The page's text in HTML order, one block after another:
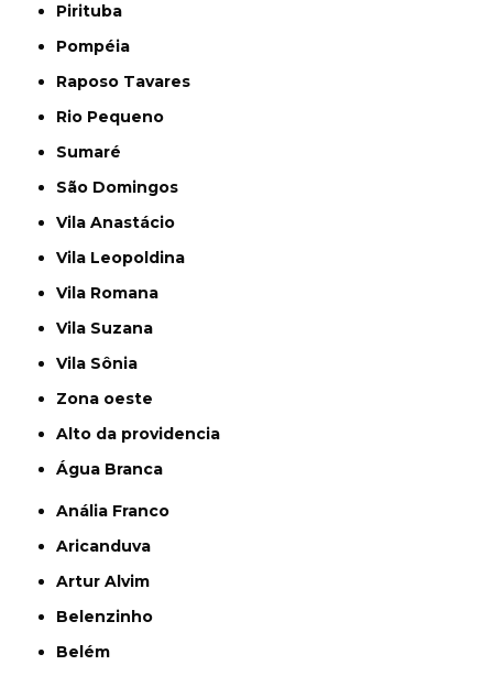
Pirituba
Pompéia
Raposo Tavares
Rio Pequeno
Sumaré
São Domingos
Vila Anastácio
Vila Leopoldina
Vila Romana
Vila Suzana
Vila Sônia
Zona oeste
alto da providencia
Água Branca
Anália Franco
Aricanduva
Artur Alvim
Belenzinho
Belém